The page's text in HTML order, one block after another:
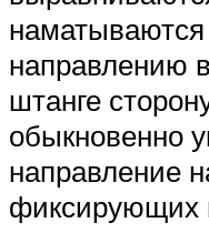
направлению
штанге
обыкновенно
направление
фиксирующих